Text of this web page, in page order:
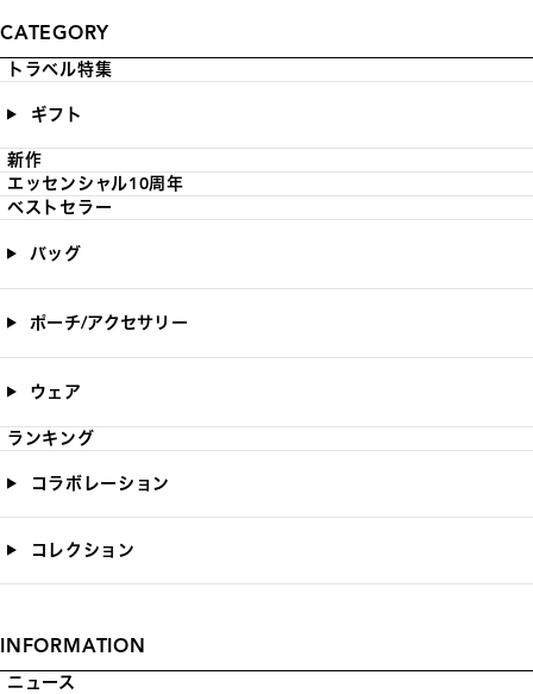
CATEGORY
トラベル特集
ギフト
新作
エッセンシャル10周年
ベストセラー
バッグ
ポーチ/アクセサリー
ウェア
ランキング
コラボレーション
コレクション
INFORMATION
ニュース